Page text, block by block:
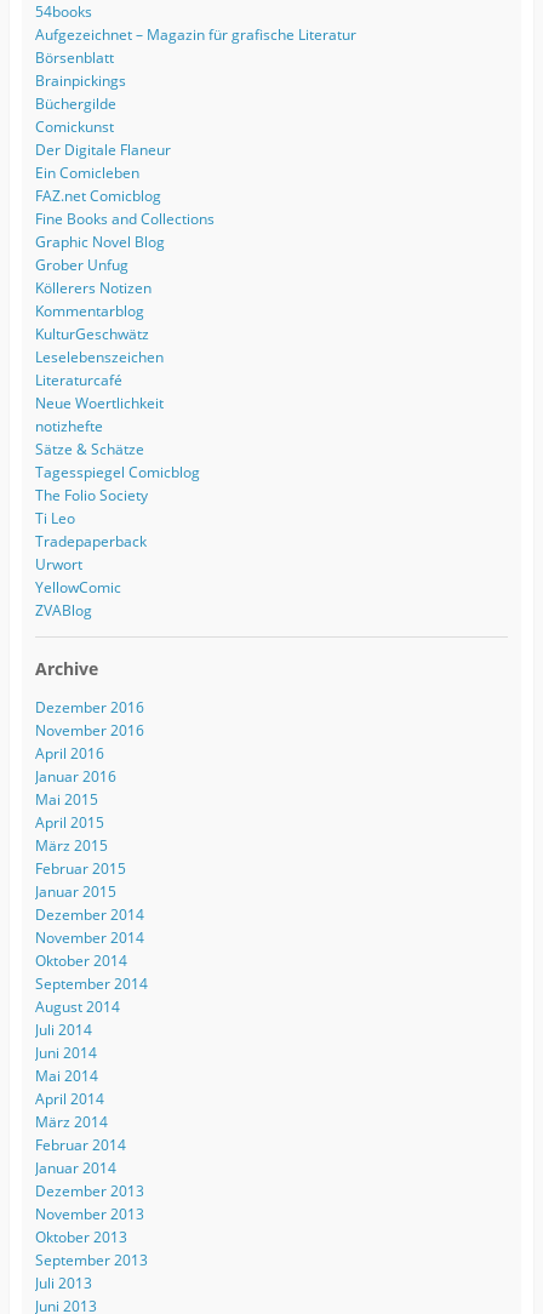
54books
Aufgezeichnet – Magazin für grafische Literatur
Börsenblatt
Brainpickings
Büchergilde
Comickunst
Der Digitale Flaneur
Ein Comicleben
FAZ.net Comicblog
Fine Books and Collections
Graphic Novel Blog
Grober Unfug
Köllerers Notizen
Kommentarblog
KulturGeschwätz
Leselebenszeichen
Literaturcafé
Neue Woertlichkeit
notizhefte
Sätze & Schätze
Tagesspiegel Comicblog
The Folio Society
Ti Leo
Tradepaperback
Urwort
YellowComic
ZVABlog
Archive
Dezember 2016
November 2016
April 2016
Januar 2016
Mai 2015
April 2015
März 2015
Februar 2015
Januar 2015
Dezember 2014
November 2014
Oktober 2014
September 2014
August 2014
Juli 2014
Juni 2014
Mai 2014
April 2014
März 2014
Februar 2014
Januar 2014
Dezember 2013
November 2013
Oktober 2013
September 2013
Juli 2013
Juni 2013